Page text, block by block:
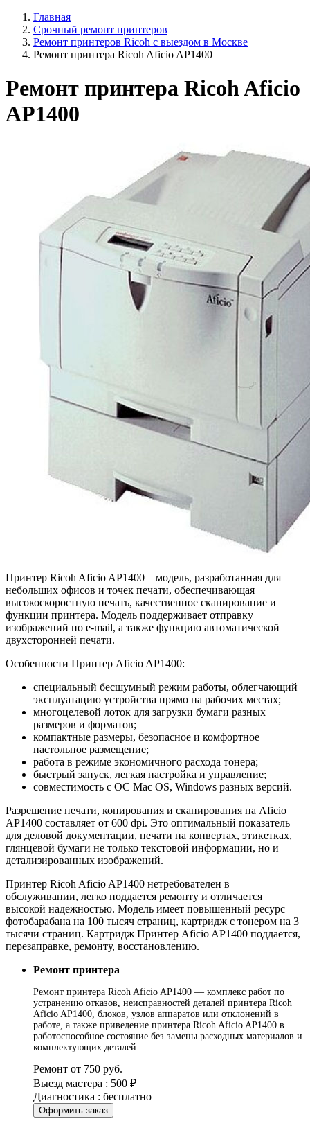
Главная
Срочный ремонт принтеров
Ремонт принтеров Ricoh с выездом в Москве
Ремонт принтера Ricoh Aficio AP1400
Ремонт принтера Ricoh Aficio
AP1400
Принтер Ricoh Aficio AP1400 – модель, разработанная для
небольших офисов и точек печати, обеспечивающая
высокоскоростную печать, качественное сканирование и
функции принтера. Модель поддерживает отправку
изображений по e-mail, а также функцию автоматической
двухсторонней печати.
Особенности Принтер Aficio AP1400:
специальный бесшумный режим работы, облегчающий
эксплуатацию устройства прямо на рабочих местах;
многоцелевой лоток для загрузки бумаги разных
размеров и форматов;
компактные размеры, безопасное и комфортное
настольное размещение;
работа в режиме экономичного расхода тонера;
быстрый запуск, легкая настройка и управление;
совместимость с ОС Mac OS, Windows разных версий.
Разрешение печати, копирования и сканирования на Aficio
AP1400 составляет от 600 dpi. Это оптимальный показатель
для деловой документации, печати на конвертах, этикетках,
глянцевой бумаги не только текстовой информации, но и
детализированных изображений.
Принтер Ricoh Aficio AP1400 нетребователен в
обслуживании, легко поддается ремонту и отличается
высокой надежностью. Модель имеет повышенный ресурс
фотобарабана на 100 тысяч страниц, картридж с тонером на 3
тысячи страниц. Картридж Принтер Aficio AP1400 поддается,
перезаправке, ремонту, восстановлению.
Ремонт принтера
Ремонт принтера Ricoh Aficio AP1400 — комплекс работ по
устранению отказов, неисправностей деталей принтера Ricoh
Aficio AP1400, блоков, узлов аппаратов или отклонений в
работе, а также приведение принтера Ricoh Aficio AP1400 в
работоспособное состояние без замены расходных материалов и
комплектующих деталей.
Ремонт от 750 руб.
Выезд мастера : 500 ₽
Диагностика : бесплатно
Оформить заказ